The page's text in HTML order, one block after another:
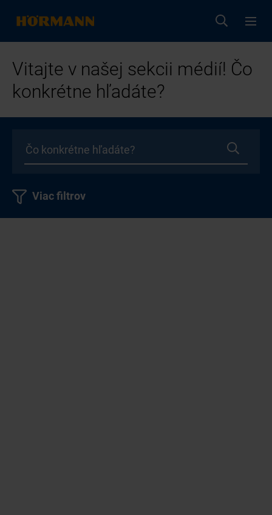
Vitajte v našej sekcii médií! Čo
konkrétne hľadáte?
Viac filtrov